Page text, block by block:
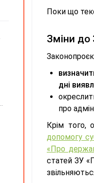
Поки що
Зміни до
дні
про
Крім того,
допомогу
«Про
статей ЗУ